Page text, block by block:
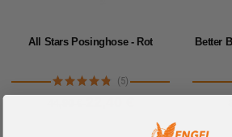
All Stars Posinghose - Rot
(5)
Better